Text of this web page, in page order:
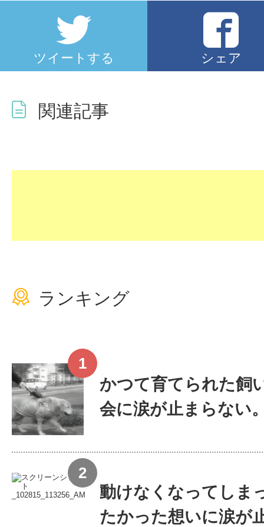
ツイートする シェア
関連記事
ランキング
かつて育てられた飼
会に涙が止まらない
動けなくなってしま
たかった想いに涙が